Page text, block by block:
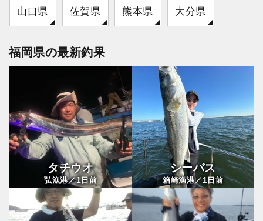
山口県 佐賀県 熊本県 大分県
福岡県の最新釣果
タチウオ
弘漁港／1日前
シーバス
箱崎漁港／1 日前